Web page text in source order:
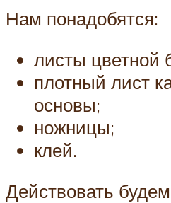
Нам понадобятся:
листы цветной
плотный лист
основы;
ножницы;
клей.
Действовать будем